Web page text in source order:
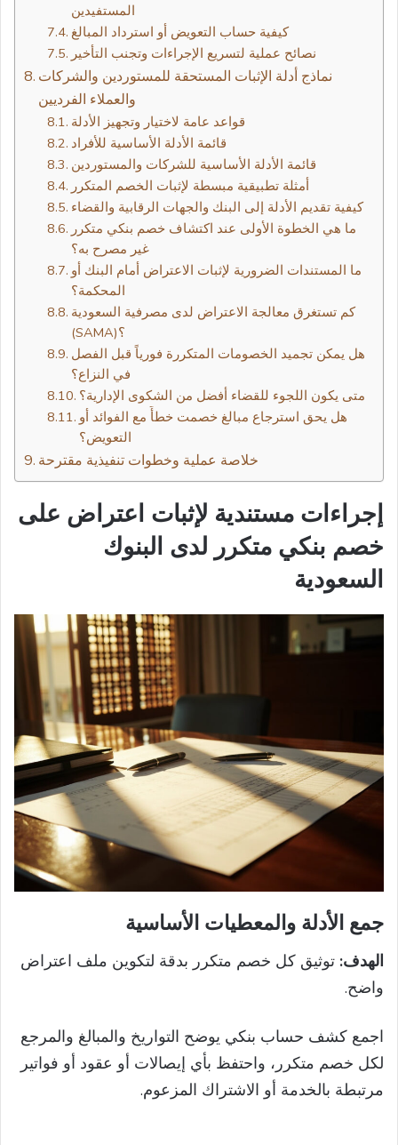
المستفيدين
كيفية حساب التعويض أو استرداد المبالغ
نصائح عملية لتسريع الإجراءات وتجنب التأخير
نماذج أدلة الإثبات المستحقة للمستوردين والشركات
والعملاء الفرديين
قواعد عامة لاختيار وتجهيز الأدلة
قائمة الأدلة الأساسية للأفراد
قائمة الأدلة الأساسية للشركات والمستوردين
أمثلة تطبيقية مبسطة لإثبات الخصم المتكرر
كيفية تقديم الأدلة إلى البنك والجهات الرقابية والقضاء
ما هي الخطوة الأولى عند اكتشاف خصم بنكي متكرر
غير مصرح به؟
ما المستندات الضرورية لإثبات الاعتراض أمام البنك أو
المحكمة؟
كم تستغرق معالجة الاعتراض لدى مصرفية السعودية
(SAMA)؟
هل يمكن تجميد الخصومات المتكررة فورياً قبل الفصل
في النزاع؟
متى يكون اللجوء للقضاء أفضل من الشكوى الإدارية؟
هل يحق استرجاع مبالغ خصمت خطأً مع الفوائد أو
التعويض؟
خلاصة عملية وخطوات تنفيذية مقترحة
إجراءات مستندية لإثبات اعتراض على
خصم بنكي متكرر لدى البنوك
السعودية
جمع الأدلة والمعطيات الأساسية
الهدف: توثيق كل خصم متكرر بدقة لتكوين ملف اعتراض
واضح.
اجمع كشف حساب بنكي يوضح التواريخ والمبالغ والمرجع
لكل خصم متكرر، واحتفظ بأي إيصالات أو عقود أو فواتير
مرتبطة بالخدمة أو الاشتراك المزعوم.